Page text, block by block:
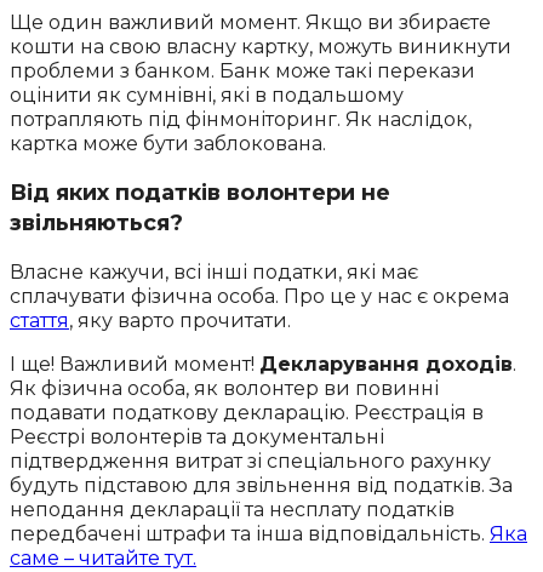
Ще один важливий момент. Якщо ви збираєте
кошти на свою власну картку, можуть виникнути
проблеми з банком. Банк може такі перекази
оцінити як сумнівні, які в подальшому
потрапляють під фінмоніторинг. Як наслідок,
картка може бути заблокована.
Від яких податків волонтери не
звільняються?
Власне кажучи, всі інші податки, які має
сплачувати фізична особа. Про це у нас є окрема
стаття, яку варто прочитати.
І ще! Важливий момент! Декларування доходів.
Як фізична особа, як волонтер ви повинні
подавати податкову декларацію. Реєстрація в
Реєстрі волонтерів та документальні
підтвердження витрат зі спеціального рахунку
будуть підставою для звільнення від податків. За
неподання декларації та несплату податків
передбачені штрафи та інша відповідальність. Яка
саме – читайте тут.